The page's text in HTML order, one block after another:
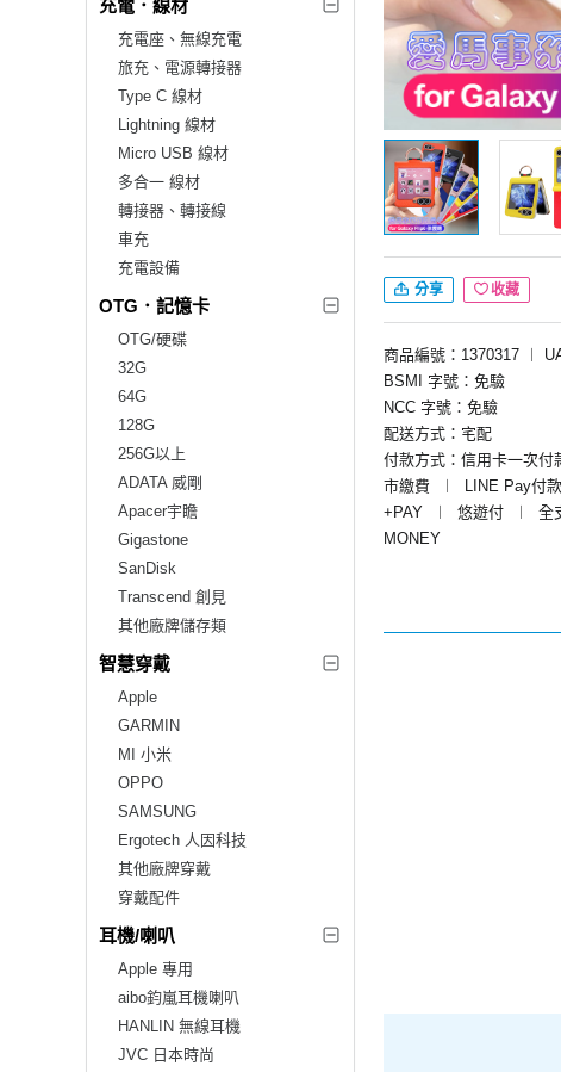
充電．線材
充電座、無線充電
旅充、電源轉接器
Type C 線材
Lightning 線材
Micro USB 線材
多合一 線材
轉接器、轉接線
車充
充電設備
OTG．記憶卡
OTG/硬碟
32G
64G
128G
256G以上
ADATA 威剛
Apacer宇瞻
Gigastone
SanDisk
Transcend 創見
其他廠牌儲存類
智慧穿戴
Apple
GARMIN
MI 小米
OPPO
SAMSUNG
Ergotech 人因科技
其他廠牌穿戴
穿戴配件
耳機/喇叭
Apple 專用
aibo鈞嵐耳機喇叭
HANLIN 無線耳機
JVC 日本時尚
分享 收藏
商品編號：1370317 ︱
BSMI 字號：免驗
NCC 字號：免驗
配送方式：宅配
付款方式：信用卡一次付
市繳費
︱ LINE Pay付款
+PAY
︱ 悠遊付 ︱ 全
MONEY